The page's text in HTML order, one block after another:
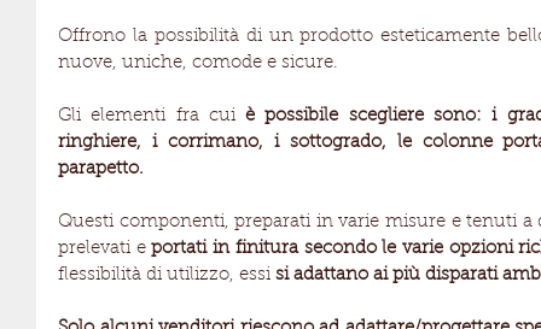
Offrono la possibilità di un prodotto esteticamente
nuove, uniche, comode e sicure.
Gli elementi fra cui è possibile scegliere sono: i
ringhiere, i corrimano, i sottogrado, le colonne
parapetto.
Questi componenti, preparati in varie misure e tenuti a
prelevati e portati in finitura secondo le varie opzioni
flessibilità di utilizzo, essi si adattano ai più disparati